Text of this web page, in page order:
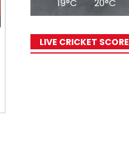
19°C 20°C
LIVE CRICKET SCORE